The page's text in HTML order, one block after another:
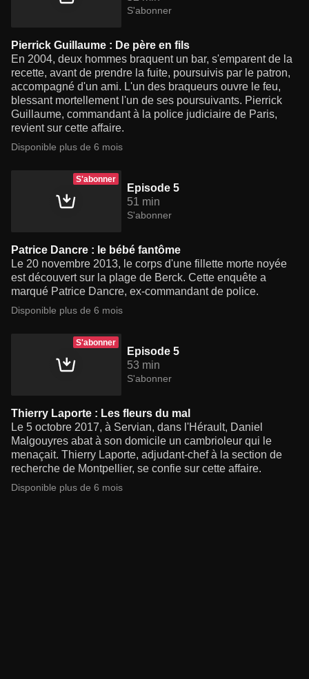
S'abonner
Pierrick Guillaume : De père en fils
En 2004, deux hommes braquent un bar, s'emparent de la
recette, avant de prendre la fuite, poursuivis par le patron,
accompagné d'un ami. L'un des braqueurs ouvre le feu,
blessant mortellement l'un de ses poursuivants. Pierrick
Guillaume, commandant à la police judiciaire de Paris,
revient sur cette affaire.
Disponible plus de 6 mois
S'abonner
Episode 5
51 min
S'abonner
Patrice Dancre : le bébé fantôme
Le 20 novembre 2013, le corps d'une fillette morte noyée
est découvert sur la plage de Berck. Cette enquête a
marqué Patrice Dancre, ex-commandant de police.
Disponible plus de 6 mois
S'abonner
Episode 5
53 min
S'abonner
Thierry Laporte : Les fleurs du mal
Le 5 octobre 2017, à Servian, dans l'Hérault, Daniel
Malgouyres abat à son domicile un cambrioleur qui le
menaçait. Thierry Laporte, adjudant-chef à la section de
recherche de Montpellier, se confie sur cette affaire.
Disponible plus de 6 mois